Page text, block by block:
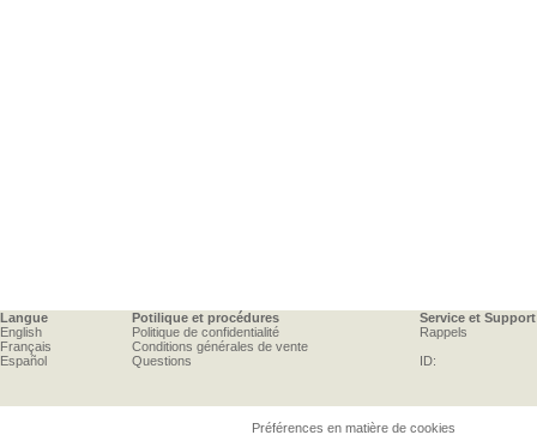
Langue
English
Français
Español
Potilique et procédures
Politique de confidentialité
Conditions générales de vente
Questions
Service et Support
Rappels
ID:
Préférences en matière de cookies